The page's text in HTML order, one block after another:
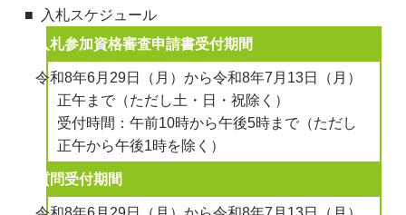
入札スケジュール
入札参加資格審査申請書受付期間
令和8年6月29日（月）から令和8年7月13日（月）
正午まで（ただし土・日・祝除く）
受付時間：午前10時から午後5時まで（ただし
正午から午後1時を除く）
質問受付期間